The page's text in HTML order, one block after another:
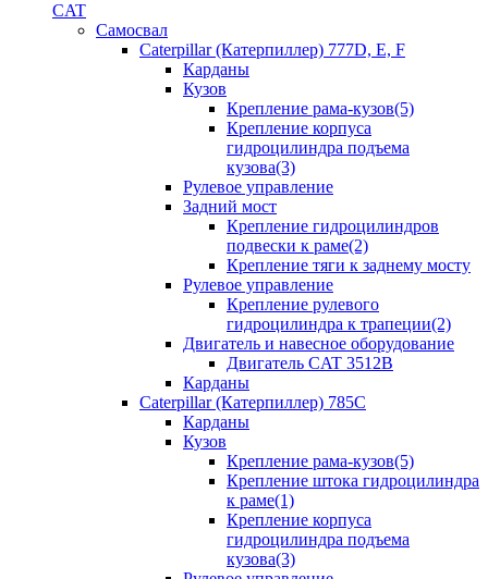
CAT
Самосвал
Caterpillar (Катерпиллер) 777D, E, F
Карданы
Кузов
Крепление рама-кузов(5)
Крепление корпуса
гидроцилиндра подъема
кузова(3)
Рулевое управление
Задний мост
Крепление гидроцилиндров
подвески к раме(2)
Крепление тяги к заднему мосту
Рулевое управление
Крепление рулевого
гидроцилиндра к трапеции(2)
Двигатель и навесное оборудование
Двигатель CAT 3512B
Карданы
Caterpillar (Катерпиллер) 785C
Карданы
Кузов
Крепление рама-кузов(5)
Крепление штока гидроцилиндра
к раме(1)
Крепление корпуса
гидроцилиндра подъема
кузова(3)